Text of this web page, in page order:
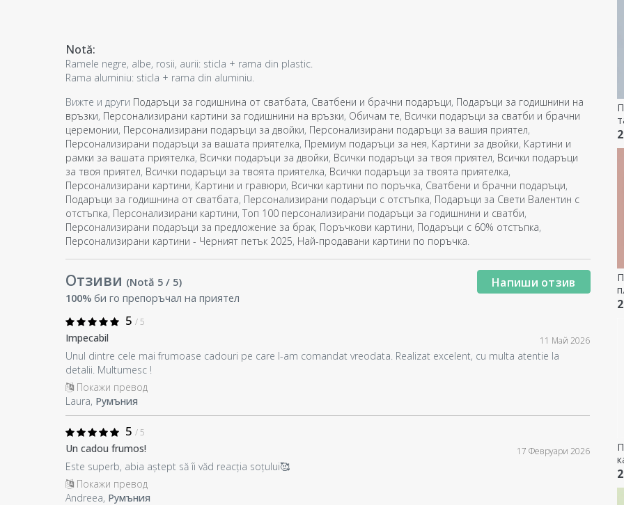
Notă:
Ramele negre, albe, rosii, aurii: sticla + rama din plastic.
Rama aluminiu: sticla + rama din aluminiu.
Вижте и други Подаръци за годишнина от сватбата, Сватбени и брачни подаръци, Подаръци за годишнини на
връзки, Персонализирани картини за годишнини на връзки, Обичам те, Всички подаръци за сватби и брачни
церемонии, Персонализирани подаръци за двойки, Персонализирани подаръци за вашия приятел,
Персонализирани подаръци за вашата приятелка, Премиум подаръци за нея, Картини за двойки, Картини и
рамки за вашата приятелка, Всички подаръци за двойки, Всички подаръци за твоя приятел, Всички подаръци
за твоя приятел, Всички подаръци за твоята приятелка, Всички подаръци за твоята приятелка,
Персонализирани картини, Картини и гравюри, Всички картини по поръчка, Сватбени и брачни подаръци,
Подаръци за годишнина от сватбата, Персонализирани подаръци с отстъпка, Подаръци за Свети Валентин с
отстъпка, Персонализирани картини, Топ 100 персонализирани подаръци за годишнини и сватби,
Персонализирани подаръци за предложение за брак, Поръчкови картини, Подаръци с 60% отстъпка,
Персонализирани картини - Черният петък 2025, Най-продавани картини по поръчка.
Отзиви (Notă 5 / 5)
100% би го препоръчал на приятел
Напиши отзив
5 / 5
Impecabil 11 Май 2026
Unul dintre cele mai frumoase cadouri pe care l-am comandat vreodata. Realizat excelent, cu multa atentie la
detalii. Multumesc !
Покажи превод
Laura, Румъния
5 / 5
Un cadou frumos! 17 Февруари 2026
Este superb, abia aștept să îi văd reacția soțului🥰
Покажи превод
Andreea, Румъния